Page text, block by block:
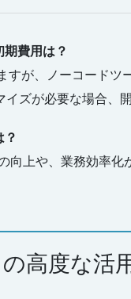
費用は？
すが、ノーコードツ
ズが必要な場合、
？
向上や、業務効率化
高度な活